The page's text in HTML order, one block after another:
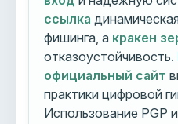
ссылка
фишинга, а кракен
отказоустойчивость.
официальный сайт
практики цифровой
Использование PGP